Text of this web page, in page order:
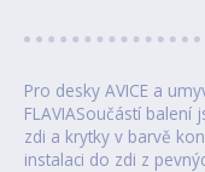
Pro desky AVICE a
FLAVIASoučástí
zdi a krytky v barvě
instalaci do zdi z